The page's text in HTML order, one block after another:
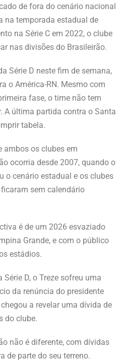
de fora do cenário nacional
na temporada estadual de
na Série C em 2022, o clube
nas divisões do Brasileirão.
Série D neste fim de semana,
o América-RN. Mesmo com
fase, o time não tem
A última partida contra o Santa
tabela.
ambos os clubes em
ocorria desde 2007, quando o
o cenário estadual e os clubes
sem calendário
é de um 2026 esvaziado
Grande, e com o público
estádios.
D, o Treze sofreu uma
da renúncia do presidente
a revelar uma dívida de
do clube.
não é diferente, com dívidas
de parte do seu terreno.